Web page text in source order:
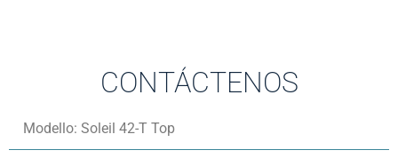
CONTÁCTENOS